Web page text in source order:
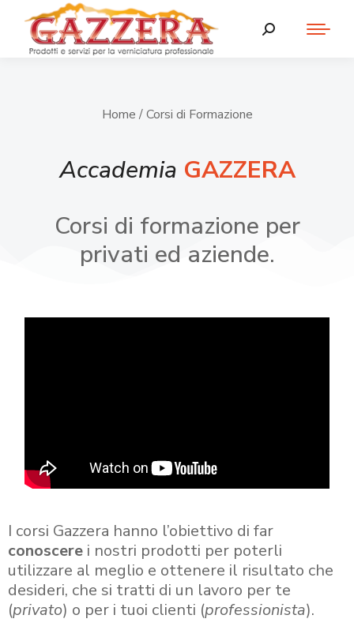
Home / Corsi di Formazione
Accademia GAZZERA
Corsi di formazione per
privati ed aziende.
I corsi Gazzera hanno l’obiettivo di far
conoscere i nostri prodotti per poterli
utilizzare al meglio e ottenere il risultato che
desideri, che si tratti di un lavoro per te
(privato) o per i tuoi clienti (professionista).